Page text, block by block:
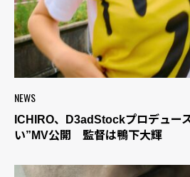
NEWS
ICHIRO、D3adStockプロデュー
い”MV公開 監督は鴨下大輝